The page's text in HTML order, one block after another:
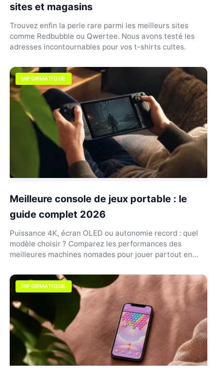
sites et magasins
Trouvez enfin la perle rare parmi les meilleurs sites
comme Redbubble ou Qwertee. Nous avons testé les
adresses incontournables pour vos t-shirts cultes.
INFORMATIQUE
Meilleure console de jeux portable : le
guide complet 2026
Puissance 4K, écran OLED ou autonomie record : quel
modèle choisir ? Comparez les performances des
meilleures machines nomades pour jouer partout en
INFORMATIQUE